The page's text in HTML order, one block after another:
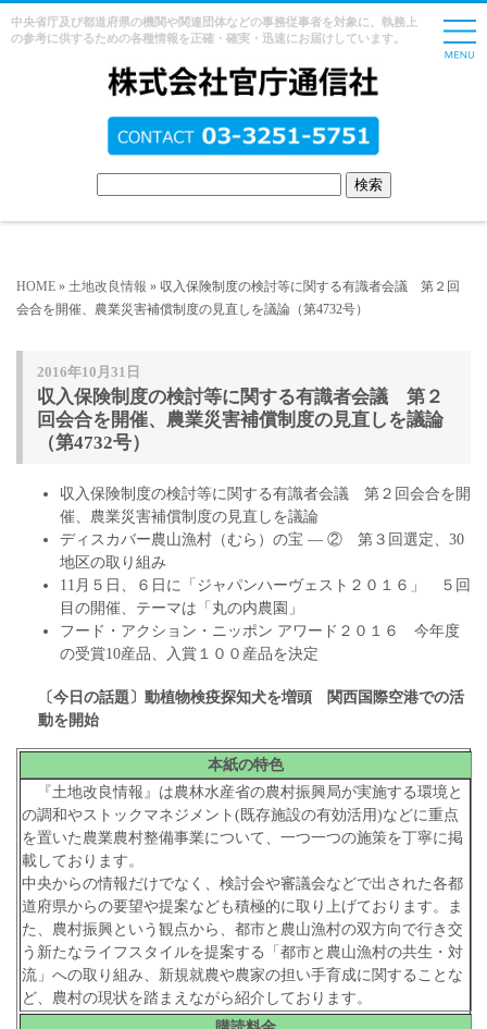
中央省庁及び都道府県の機関や関連団体などの事務従事者を対象に、執務上
の参考に供するための各種情報を正確・確実・迅速にお届けしています。
HOME » 土地改良情報 » 収入保険制度の検討等に関する有識者会議 第２回
会合を開催、農業災害補償制度の見直しを議論（第4732号）
2016年10月31日
収入保険制度の検討等に関する有識者会議 第２
回会合を開催、農業災害補償制度の見直しを議論
（第4732号）
収入保険制度の検討等に関する有識者会議 第２回会合を開
催、農業災害補償制度の見直しを議論
ディスカバー農山漁村（むら）の宝 ― ② 第３回選定、30
地区の取り組み
11月５日、６日に「ジャパンハーヴェスト２０１６」 ５回
目の開催、テーマは「丸の内農園」
フード・アクション・ニッポン アワード２０１６ 今年度
の受賞10産品、入賞１００産品を決定
〔今日の話題〕動植物検疫探知犬を増頭
関西国際空港での活
動を開始
本紙の特色
『土地改良情報』は農林水産省の農村振興局が実施する環境と
の調和やストックマネジメント(既存施設の有効活用)などに重点
を置いた農業農村整備事業について、一つ一つの施策を丁寧に掲
載しております。
中央からの情報だけでなく、検討会や審議会などで出された各都
道府県からの要望や提案なども積極的に取り上げております。ま
た、農村振興という観点から、都市と農山漁村の双方向で行き交
う新たなライフスタイルを提案する「都市と農山漁村の共生・対
流」への取り組み、新規就農や農家の担い手育成に関することな
ど、農村の現状を踏まえながら紹介しております。